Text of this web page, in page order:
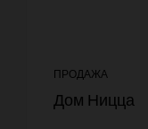
ПРОДАЖА
Дом Ницца